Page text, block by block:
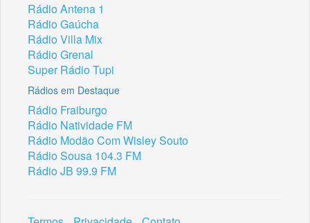
Rádio Antena 1
Rádio Gaúcha
Rádio Villa Mix
Rádio Grenal
Super Rádio Tupi
Rádios em Destaque
Rádio Fraiburgo
Rádio Natividade FM
Rádio Modão Com Wisley Souto
Rádio Sousa 104.3 FM
Rádio JB 99.9 FM